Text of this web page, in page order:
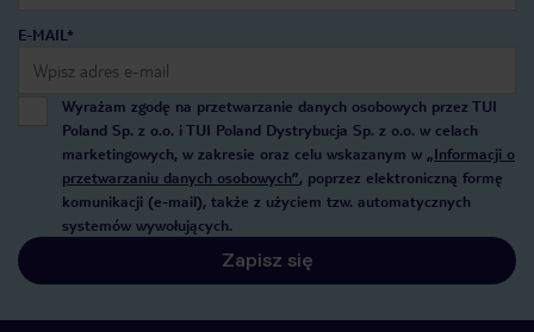
E-MAIL*
Wyrażam zgodę na przetwarzanie danych osobowych przez TUI
Poland Sp. z o.o. i TUI Poland Dystrybucja Sp. z o.o. w celach
marketingowych, w zakresie oraz celu wskazanym w „Informacji o
przetwarzaniu danych osobowych”, poprzez elektroniczną formę
komunikacji (e-mail), także z użyciem tzw. automatycznych
systemów wywołujących.
Zapisz się